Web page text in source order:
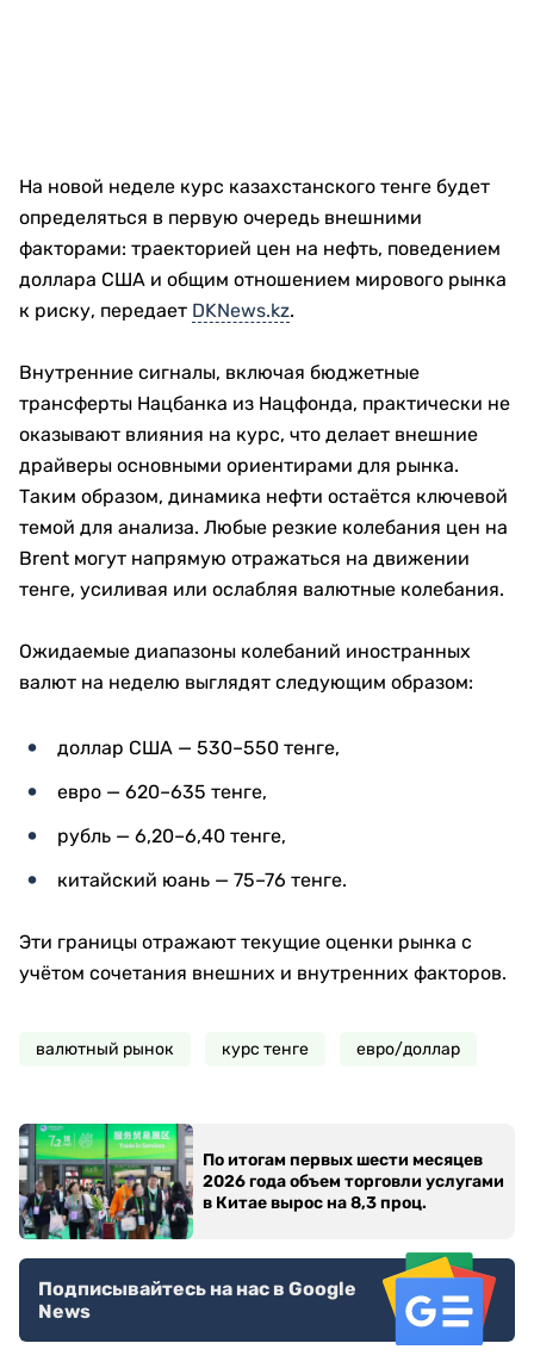
На новой неделе курс казахстанского тенге будет
определяться в первую очередь внешними
факторами: траекторией цен на нефть, поведением
доллара США и общим отношением мирового рынка
к риску, передает DKNews.kz.
Внутренние сигналы, включая бюджетные
трансферты Нацбанка из Нацфонда, практически не
оказывают влияния на курс, что делает внешние
драйверы основными ориентирами для рынка.
Таким образом, динамика нефти остаётся ключевой
темой для анализа. Любые резкие колебания цен на
Brent могут напрямую отражаться на движении
тенге, усиливая или ослабляя валютные колебания.
Ожидаемые диапазоны колебаний иностранных
валют на неделю выглядят следующим образом:
доллар США — 530–550 тенге,
евро — 620–635 тенге,
рубль — 6,20–6,40 тенге,
китайский юань — 75–76 тенге.
Эти границы отражают текущие оценки рынка с
учётом сочетания внешних и внутренних факторов.
валютный рынок курс тенге евро/доллар
По итогам первых шести месяцев
2026 года объем торговли услугами
в Китае вырос на 8,3 проц.
Подписывайтесь на нас в Google
News